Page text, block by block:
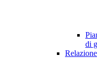
di